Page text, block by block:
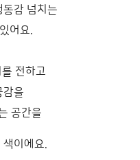
감 넘치는
어요.
전하고
감을
공간을
색이에요.